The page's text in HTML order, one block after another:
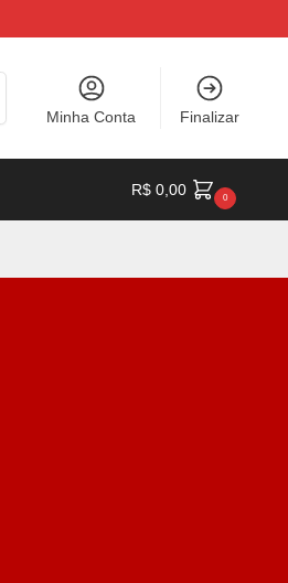
Minha Conta Finalizar
R$ 0,00 0